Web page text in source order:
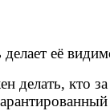
её
кто